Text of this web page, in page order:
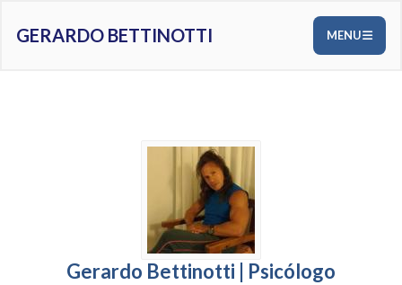
GERARDO BETTINOTTI MENU
Gerardo Bettinotti | Psicólogo